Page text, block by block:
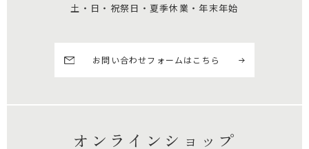
土・日・祝祭日・夏季休業・年末年始
お問い合わせフォームはこちら
オンラインショップ